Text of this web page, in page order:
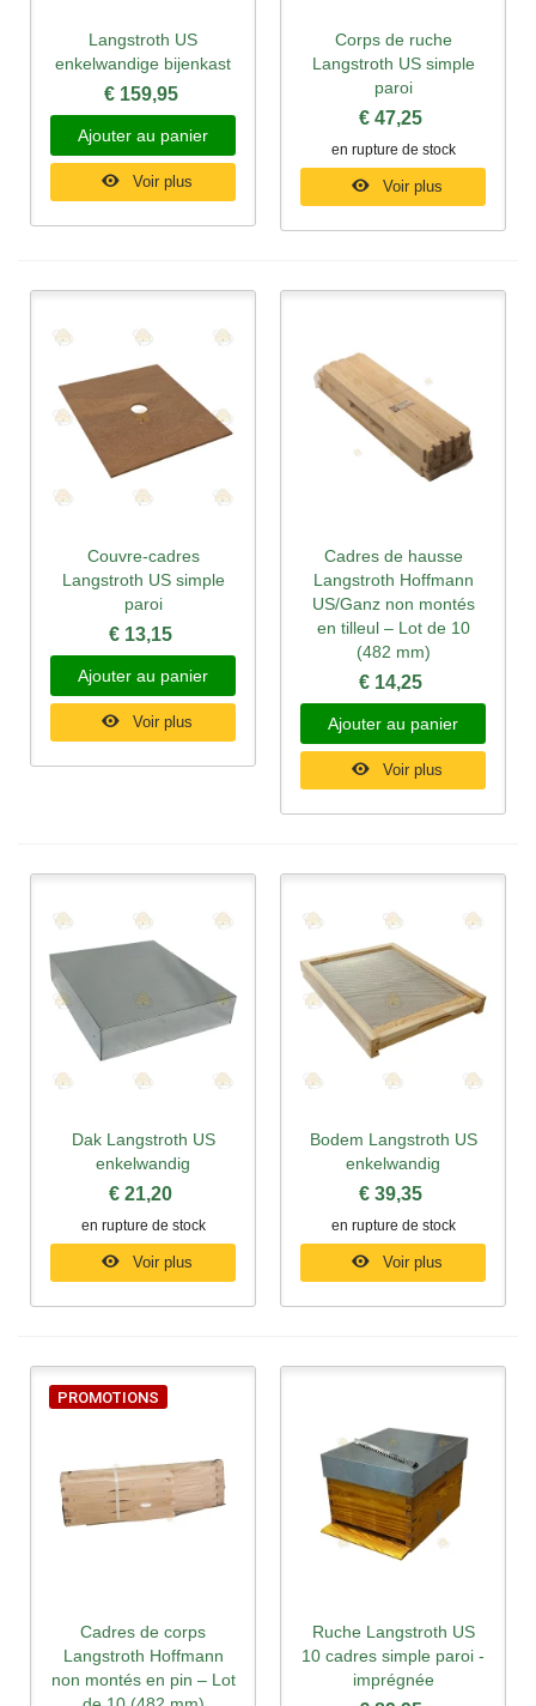
Langstroth US
enkelwandige bijenkast
€ 159,95
Ajouter au panier
Voir plus
Corps de ruche
Langstroth US simple
paroi
€ 47,25
en rupture de stock
Voir plus
Couvre-cadres
Langstroth US simple
paroi
€ 13,15
Ajouter au panier
Voir plus
Cadres de hausse
Langstroth Hoffmann
US/Ganz non montés
en tilleul – Lot de 10
(482 mm)
€ 14,25
Ajouter au panier
Voir plus
Dak Langstroth US
enkelwandig
€ 21,20
en rupture de stock
Voir plus
Bodem Langstroth US
enkelwandig
€ 39,35
en rupture de stock
Voir plus
PROMOTIONS
Cadres de corps
Langstroth Hoffmann
non montés en pin – Lot
Ruche Langstroth US
10 cadres simple paroi -
imprégnée